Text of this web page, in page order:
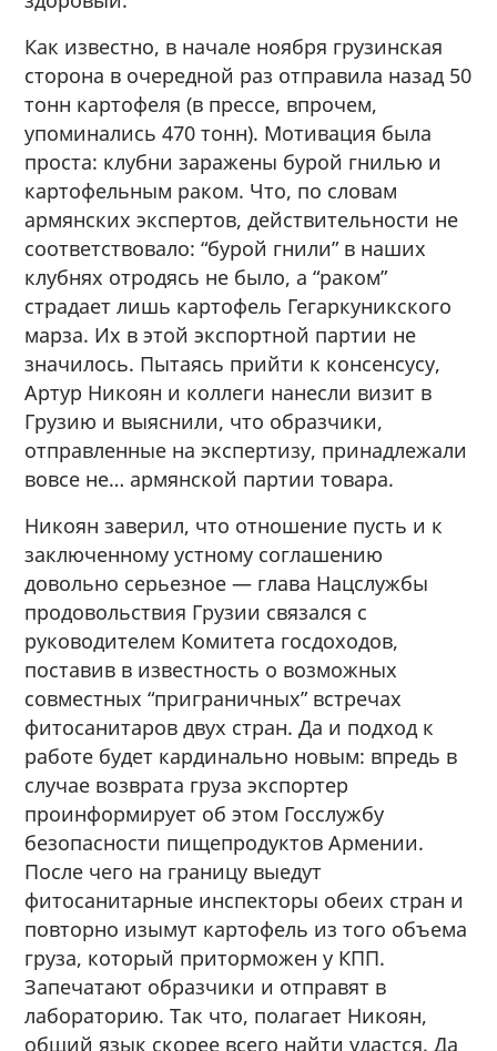
Как известно, в начале ноября грузинская
сторона в очередной раз отправила назад 50
тонн картофеля (в прессе, впрочем,
упоминались 470 тонн). Мотивация была
проста: клубни заражены бурой гнилью и
картофельным раком. Что, по словам
армянских экспертов, действительности не
соответствовало: “бурой гнили” в наших
клубнях отродясь не было, а “раком”
страдает лишь картофель Гегаркуникского
марза. Их в этой экспортной партии не
значилось. Пытаясь прийти к консенсусу,
Артур Никоян и коллеги нанесли визит в
Грузию и выяснили, что образчики,
отправленные на экспертизу, принадлежали
вовсе не… армянской партии товара.
Никоян заверил, что отношение пусть и к
заключенному устному соглашению
довольно серьезное — глава Нацслужбы
продовольствия Грузии связался с
руководителем Комитета госдоходов,
поставив в известность о возможных
совместных “приграничных” встречах
фитосанитаров двух стран. Да и подход к
работе будет кардинально новым: впредь в
случае возврата груза экспортер
проинформирует об этом Госслужбу
безопасности пищепродуктов Армении.
После чего на границу выедут
фитосанитарные инспекторы обеих стран и
повторно изымут картофель из того объема
груза, который приторможен у КПП.
Запечатают образчики и отправят в
лабораторию. Так что, полагает Никоян,
общий язык скорее всего найти удастся. Да